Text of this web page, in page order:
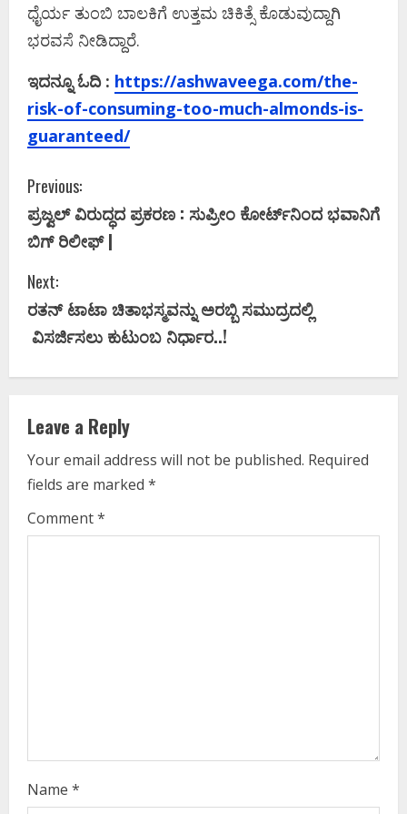
ಧೈರ್ಯ ತುಂಬಿ ಬಾಲಕಿಗೆ ಉತ್ತಮ‌ ಚಿಕಿತ್ಸೆ ಕೊಡುವುದ್ದಾಗಿ
ಭರವಸೆ ನೀಡಿದ್ದಾರೆ.
ಇದನ್ನೂ ಓದಿ : https://ashwaveega.com/the-
risk-of-consuming-too-much-almonds-is-
guaranteed/
C
o
n
t
i
n
u
e
R
e
Previous:
ಪ್ರಜ್ವಲ್‌ ವಿರುದ್ಧದ ಪ್ರಕರಣ : ಸುಪ್ರೀಂ ಕೋರ್ಟ್‌ನಿಂದ ಭವಾನಿಗೆ
ಬಿಗ್‌ ರಿಲೀಫ್ |
Next:
ರತನ್ ಟಾಟಾ ಚಿತಾಭಸ್ಮವನ್ನು ಅರಬ್ಬಿ ಸಮುದ್ರದಲ್ಲಿ
ವಿಸರ್ಜಿಸಲು ಕುಟುಂಬ ನಿರ್ಧಾರ..!
Leave a Reply
Your email address will not be published. Required
fields are marked *
Comment*
Name *